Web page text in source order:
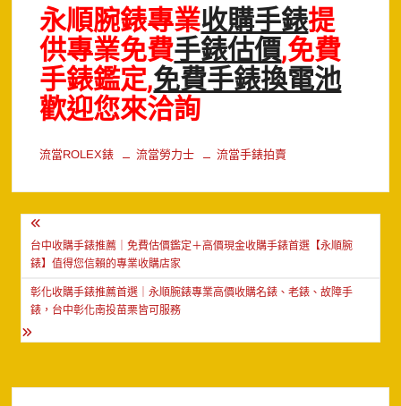
永順腕錶專業收購手錶提
供專業免費手錶估價,免費
手錶鑑定,免費手錶換電池
歡迎您來洽詢
流當ROLEX錶 流當勞力士 流當手錶拍賣
文
章
導
覽
台中收購手錶推薦｜免費估價鑑定＋高價現金收購手錶首選【永順腕
錶】值得您信賴的專業收購店家
彰化收購手錶推薦首選｜永順腕錶專業高價收購名錶、老錶、故障手
錶，台中彰化南投苗栗皆可服務